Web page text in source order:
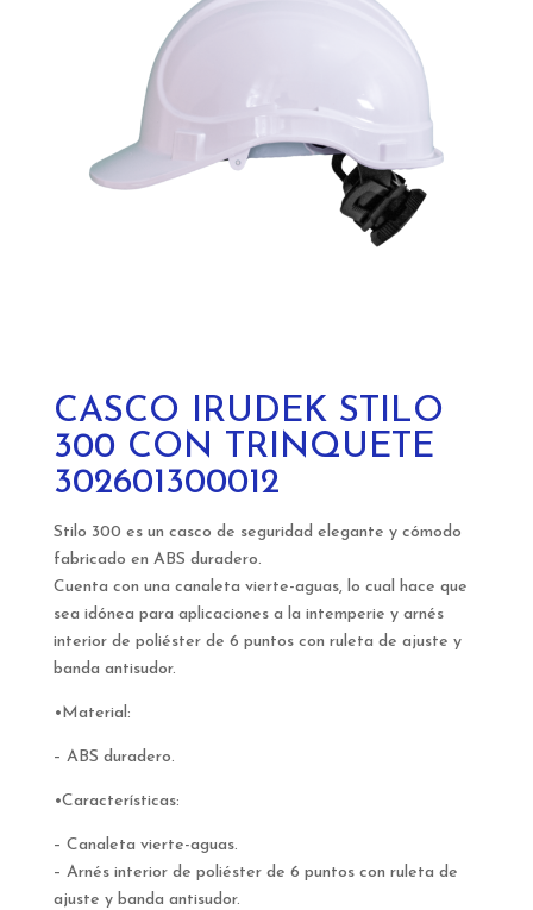
CASCO IRUDEK STILO
300 CON TRINQUETE
302601300012
Stilo 300 es un casco de seguridad elegante y cómodo
fabricado en ABS duradero.
Cuenta con una canaleta vierte-aguas, lo cual hace que
sea idónea para aplicaciones a la intemperie y arnés
interior de poliéster de 6 puntos con ruleta de ajuste y
banda antisudor.
•Material:
– ABS duradero.
•Características:
– Canaleta vierte-aguas.
– Arnés interior de poliéster de 6 puntos con ruleta de
ajuste y banda antisudor.